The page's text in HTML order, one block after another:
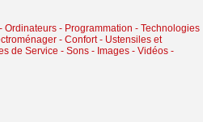
Ordinateurs - Programmation - Technologies
- Confort - Ustensiles et
de Service - Sons - Images - Vidéos -